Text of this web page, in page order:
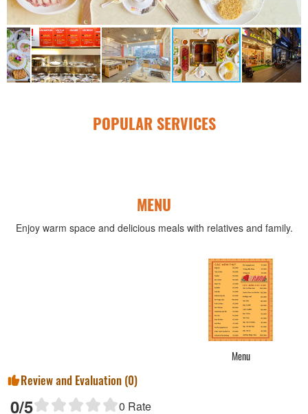
POPULAR SERVICES
MENU
Enjoy warm space and delicious meals with relatives and family.
Review and Evaluation (0)
0/5 0 Rate